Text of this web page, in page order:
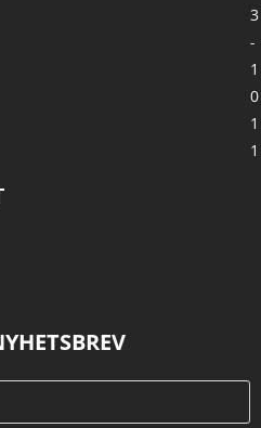
3
-
1
0
1
1